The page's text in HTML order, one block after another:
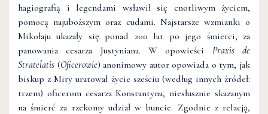
hagiografią i legendami wsławił się cnotliwym życiem,
pomocą najuboższym oraz cudami. Najstarsze wzmianki o
Mikołaju ukazały się ponad 200 lat po jego śmierci, za
panowania cesarza Justyniana. W opowieści Praxis de
Stratelatis (Oficerowie) anonimowy autor opowiada o tym, jak
biskup z Miry uratował życie sześciu (według innych źródeł:
trzem) oficerom cesarza Konstantyna, niesłusznie skazanym
na śmierć za rzekomy udział w buncie. Zgodnie z relacją,